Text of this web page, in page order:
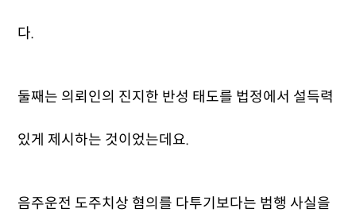
다.
둘째는 의뢰인의 진지한 반성 태도를 법정에서 설득력
있게 제시하는 것이었는데요.
음주운전 도주치상 혐의를 다투기보다는 범행 사실을